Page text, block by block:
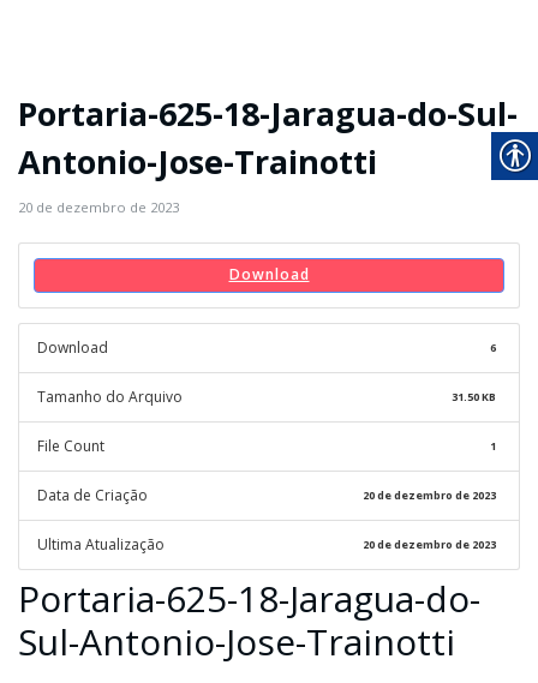
Portaria-625-18-Jaragua-do-Sul-
Antonio-Jose-Trainotti
20 de dezembro de 2023
Download
Download 6
Tamanho do Arquivo 31.50 KB
File Count 1
Data de Criação 20 de dezembro de 2023
Ultima Atualização 20 de dezembro de 2023
Portaria-625-18-Jaragua-do-
Sul-Antonio-Jose-Trainotti